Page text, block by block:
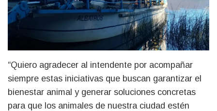
“Quiero agradecer al intendente por acompañar
siempre estas iniciativas que buscan garantizar el
bienestar animal y generar soluciones concretas
para que los animales de nuestra ciudad estén